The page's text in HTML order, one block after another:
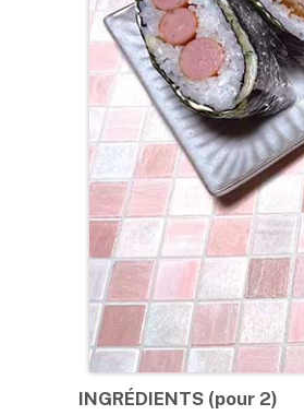
INGRÉDIENTS (pour 2)